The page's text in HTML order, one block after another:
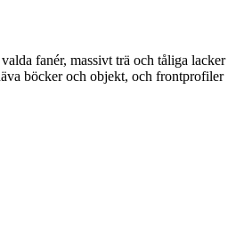
fanér, massivt trä och tåliga lacker
böcker och objekt, och frontprofiler